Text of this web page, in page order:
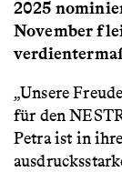
2025
November
„Unsere
für den
Petra ist in